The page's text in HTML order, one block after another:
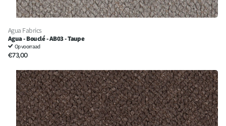
Agua Fabrics
Agua - Bouclé - AB03 - Taupe
Op voorraad
€73,00